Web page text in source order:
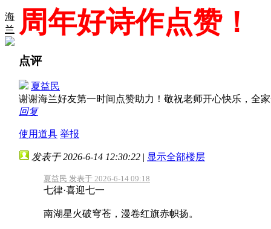
海
兰
周年好诗作点赞！
点评
夏益民
谢谢海兰好友第一时间点赞助力！敬祝老师开心快乐，全
回复
使用道具 举报
发表于 2026-6-14 12:30:22 | 显示全部楼层
夏益民 发表于 2026-6-14 09:18
七律·喜迎七一
南湖星火破穹苍，漫卷红旗赤帜扬。